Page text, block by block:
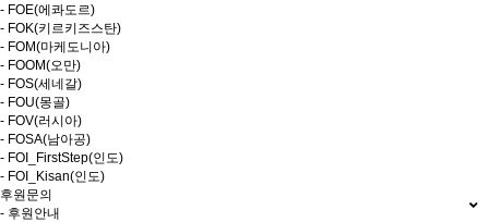
- FOE(에콰도르)
- FOK(키르키즈스탄)
- FOM(마케도니아)
- FOOM(오만)
- FOS(세네갈)
- FOU(몽골)
- FOV(러시아)
- FOSA(남아공)
- FOI_FirstStep(인도)
- FOI_Kisan(인도)
후원문의
- 후원안내